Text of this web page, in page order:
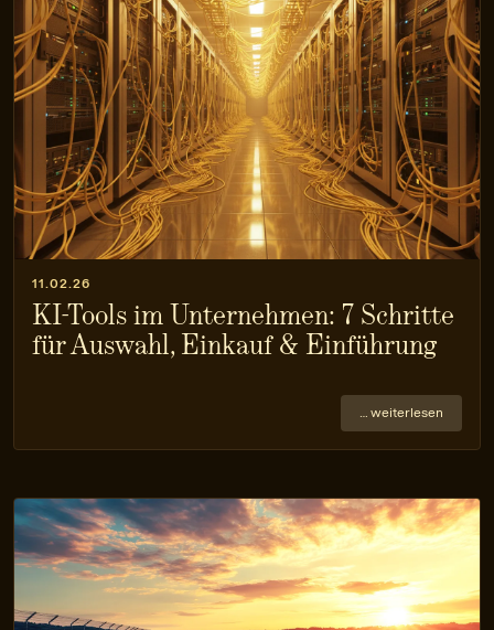
11.02.26
KI-Tools im Unternehmen: 7 Schritte
für Auswahl, Einkauf & Einführung
… weiterlesen